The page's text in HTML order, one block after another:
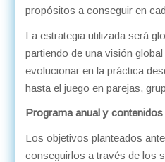
propósitos a conseguir en
La estrategia utilizada será
partiendo de una visión
evolucionar en la práctica
hasta el juego en parejas,
Programa anual y contenidos
Los objetivos planteados
conseguirlos a través de los